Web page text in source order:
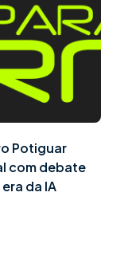
Potiguar
com debate
da IA